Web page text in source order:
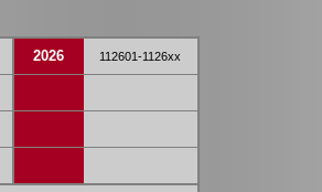
2026 112601-1126xx